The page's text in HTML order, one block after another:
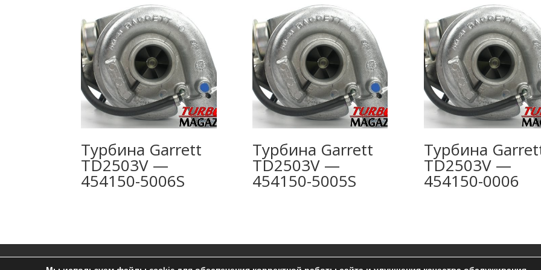
Турбина Garrett
TD2503V —
454150-5006S
Турбина Garrett
TD2503V —
454150-5005S
Турбина
TD2503V —
454150-0006
Ремонт турбин Контакты
Пользовательское соглашение